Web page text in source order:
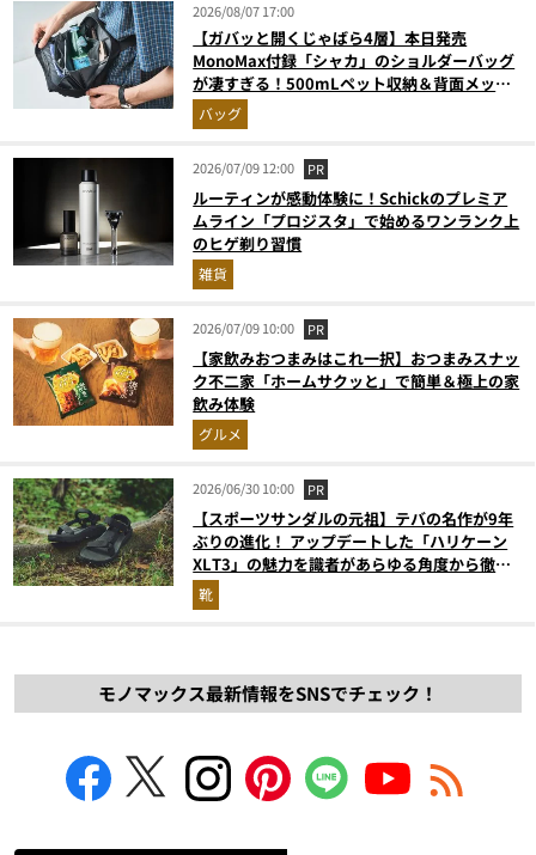
2026/08/07 17:00
【ガバッと開くじゃばら4層】本日発売
MonoMax付録「シャカ」のショルダーバッグ
が凄すぎる！500mLペット収納＆背面メッシ
ュでベタつかない
バッグ
2026/07/09 12:00 PR
ルーティンが感動体験に！Schickのプレミア
ムライン「プロジスタ」で始めるワンランク上
のヒゲ剃り習慣
雑貨
2026/07/09 10:00 PR
【家飲みおつまみはこれ一択】おつまみスナッ
ク不二家「ホームサクッと」で簡単＆極上の家
飲み体験
グルメ
2026/06/30 10:00 PR
【スポーツサンダルの元祖】テバの名作が9年
ぶりの進化！ アップデートした「ハリケーン
XLT3」の魅力を識者があらゆる角度から徹底
解説！
靴
モノマックス最新情報をSNSでチェック！